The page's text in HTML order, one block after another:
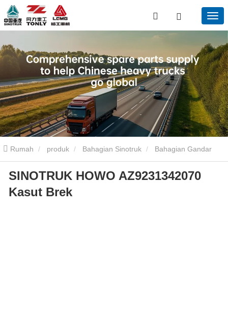
Rumah produk Bahagian Sinotruk Bahagian Gandar
Sinotruk SINOTRUK HOWO AZ9231342070 Kasut Brek
SINOTRUK HOWO AZ9231342070
Kasut Brek